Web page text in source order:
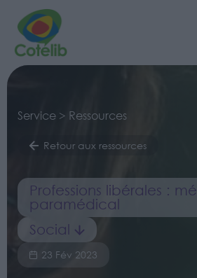
Service > Ressources
Retour aux ressources
Professions libérales :
paramédical
Social
23 Fév 2023